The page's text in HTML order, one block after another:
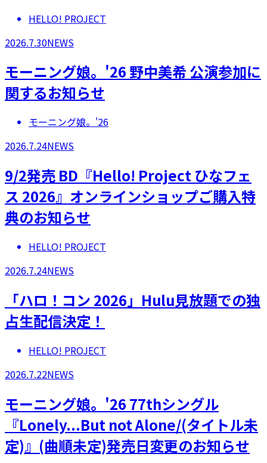
HELLO! PROJECT
2026.7.30NEWS
モーニング娘。'26 野中美希 公演参加に
関するお知らせ
モーニング娘。'26
2026.7.24NEWS
9/2発売 BD『Hello! Project ひなフェ
ス 2026』オンラインショップご購入特
典のお知らせ
HELLO! PROJECT
2026.7.24NEWS
「ハロ！コン 2026」Hulu見放題での独
占生配信決定！
HELLO! PROJECT
2026.7.22NEWS
モーニング娘。'26 77thシングル
『Lonely...But not Alone/(タイトル未
定)』(曲順未定)発売日変更のお知らせ